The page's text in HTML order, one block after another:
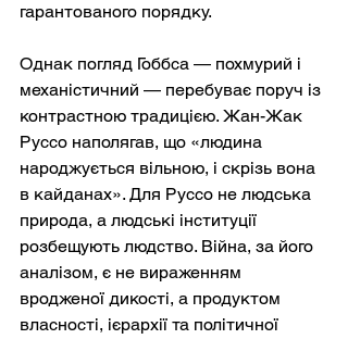
гарантованого порядку.
Однак погляд Гоббса — похмурий і
механістичний — перебуває поруч із
контрастною традицією. Жан-Жак
Руссо наполягав, що «людина
народжується вільною, і скрізь вона
в кайданах». Для Руссо не людська
природа, а людські інституції
розбещують людство. Війна, за його
аналізом, є не вираженням
вродженої дикості, а продуктом
власності, ієрархії та політичної